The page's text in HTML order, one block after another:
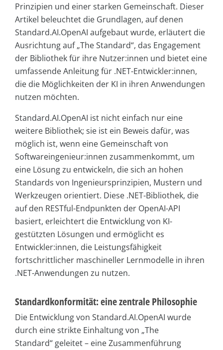
Prinzipien und einer starken Gemeinschaft. Dieser
Artikel beleuchtet die Grundlagen, auf denen
Standard.AI.OpenAI aufgebaut wurde, erläutert die
Ausrichtung auf „The Standard“, das Engagement
der Bibliothek für ihre Nutzer:innen und bietet eine
umfassende Anleitung für .NET-Entwickler:innen,
die die Möglichkeiten der KI in ihren Anwendungen
nutzen möchten.
Standard.AI.OpenAI ist nicht einfach nur eine
weitere Bibliothek; sie ist ein Beweis dafür, was
möglich ist, wenn eine Gemeinschaft von
Softwareingenieur:innen zusammenkommt, um
eine Lösung zu entwickeln, die sich an hohen
Standards von Ingenieursprinzipien, Mustern und
Werkzeugen orientiert. Diese .NET-Bibliothek, die
auf den RESTful-Endpunkten der OpenAI-API
basiert, erleichtert die Entwicklung von KI-
gestützten Lösungen und ermöglicht es
Entwickler:innen, die Leistungsfähigkeit
fortschrittlicher maschineller Lernmodelle in ihren
.NET-Anwendungen zu nutzen.
Standardkonformität: eine zentrale Philosophie
Die Entwicklung von Standard.AI.OpenAI wurde
durch eine strikte Einhaltung von „The
Standard“ geleitet – eine Zusammenführung